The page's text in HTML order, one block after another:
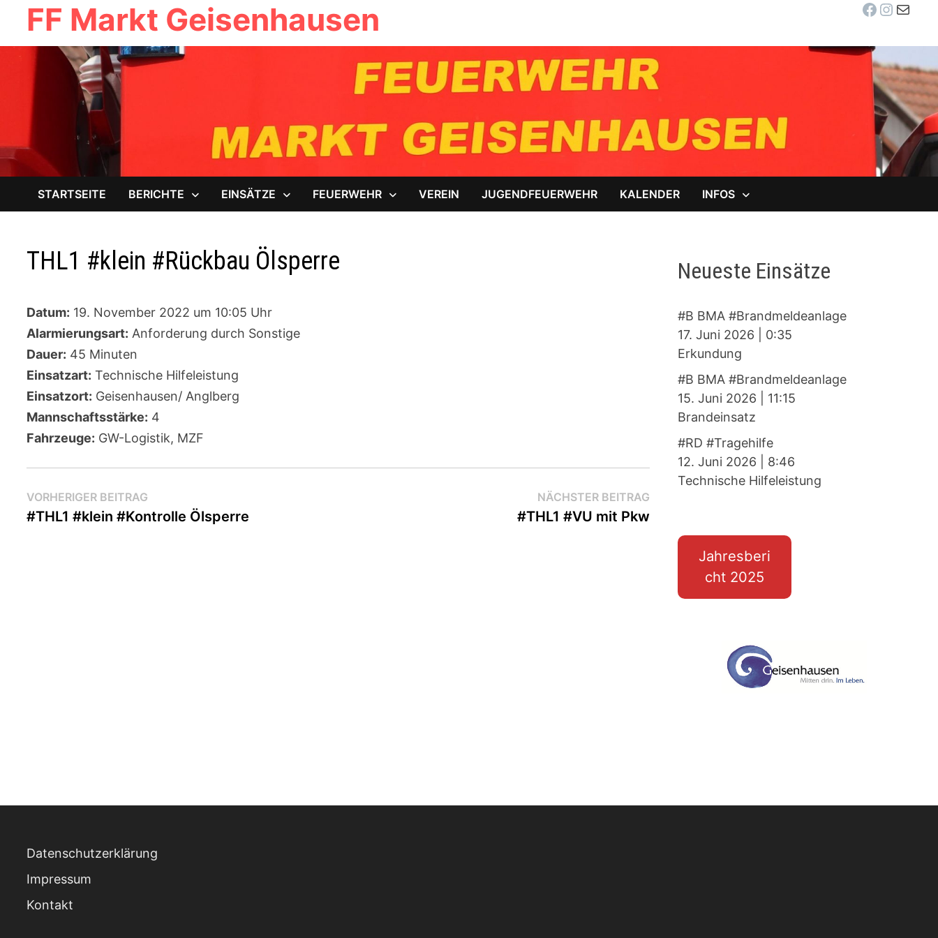
Inhalt
springen
FF Markt Geisenhausen Facebook
E-Mail
STARTSEITE BERICHTE EINSÄTZE FEUERWEHR VEREIN JUGENDFEUERWEHR KALENDER INFOS
THL1 #klein #Rückbau Ölsperre
Datum: 19. November 2022 um 10:05 Uhr
Alarmierungsart: Anforderung durch Sonstige
Dauer: 45 Minuten
Einsatzart: Technische Hilfeleistung
Einsatzort: Geisenhausen/ Anglberg
Mannschaftsstärke: 4
Fahrzeuge: GW-Logistik, MZF
Beitragsnavigation
VORHERIGER BEITRAG
Beitrag:
#THL1 #klein #Kontrolle Ölsperre
NÄCHSTER BEITRAGNächster
Beitrag:
#THL1 #VU mit Pkw
Neueste Einsätze
#B BMA #Brandmeldeanlage
17. Juni 2026
0:35
Erkundung
#B BMA #Brandmeldeanlage
15. Juni 2026
11:15
Brandeinsatz
#RD #Tragehilfe
12. Juni 2026
8:46
Technische Hilfeleistung
Jahresberi
cht 2025
Datenschutzerklärung
Impressum
Kontakt